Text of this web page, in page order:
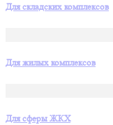
Для складских комплексов
Для жилых комплексов
Для сферы ЖКХ